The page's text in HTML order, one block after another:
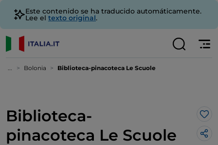
Este contenido se ha traducido automáticamente.
Lee el texto original.
... Bolonia Biblioteca-pinacoteca Le Scuole
Biblioteca-
pinacoteca Le Scuole
Me